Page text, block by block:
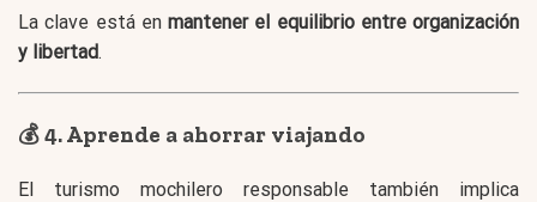
La clave está en mantener el equilibrio entre organización
y libertad.
💰 4. Aprende a ahorrar viajando
El turismo mochilero responsable también implica